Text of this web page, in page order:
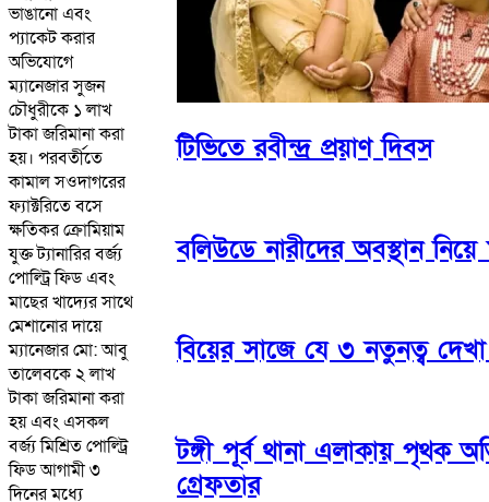
ভাঙানো এবং
প্যাকেট করার
অভিযোগে
ম্যানেজার সুজন
চৌধুরীকে ১ লাখ
টাকা জরিমানা করা
হয়। পরবর্তীতে
কামাল সওদাগরের
ফ্যাক্টরিতে বসে
ক্ষতিকর ক্রোমিয়াম
যুক্ত ট্যানারির বর্জ্য
পোল্ট্রি ফিড এবং
মাছের খাদ্যের সাথে
মেশানোর দায়ে
ম্যানেজার মো: আবু
তালেবকে ২ লাখ
টাকা জরিমানা করা
হয় এবং এসকল
বর্জ্য মিশ্রিত পোল্ট্রি
ফিড আগামী ৩
দিনের মধ্যে
টিভিতে রবীন্দ্র প্রয়াণ দিবস
বলিউডে নারীদের অবস্থান
বিয়ের সাজে যে ৩ নতুনত্ব
টঙ্গী পূর্ব থানা এলাকায় পৃথক
গ্রেফতার